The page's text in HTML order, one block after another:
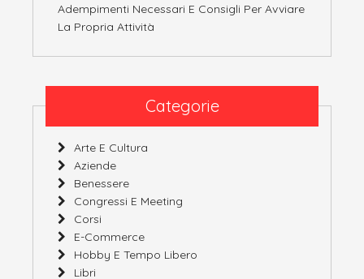
Adempimenti Necessari E Consigli Per Avviare
La Propria Attività
Categorie
Arte E Cultura
Aziende
Benessere
Congressi E Meeting
Corsi
E-Commerce
Hobby E Tempo Libero
Libri